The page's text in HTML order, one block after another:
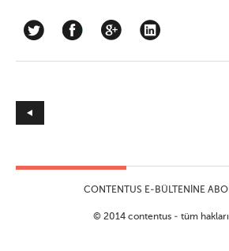
CONTENTUS E-BÜLTENINE
© 2014 contentus - tüm hakları